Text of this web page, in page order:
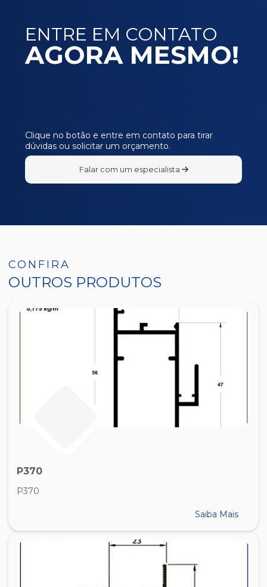
ENTRE EM CONTATO
AGORA MESMO!
Clique no botão e entre em contato para tirar
dúvidas ou solicitar um orçamento.
Falar com um especialista
CONFIRA
OUTROS PRODUTOS
P370
P370
Saiba Mais